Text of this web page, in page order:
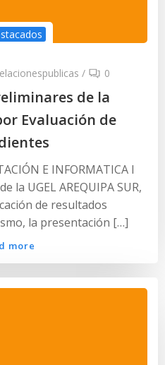
/ 0
de la
Evaluación de
E INFORMATICA l
la UGEL AREQUIPA SUR,
de resultados
la presentación […]
more